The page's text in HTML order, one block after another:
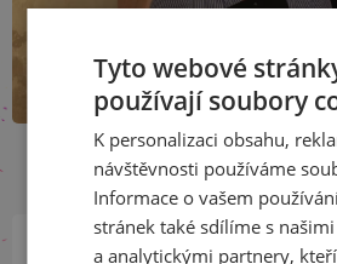
Sledovat
Tyto webové
používají soubory
K personalizaci obsahu,
návštěvnosti používáme
Informace o vašem
stránek také sdílíme s
a analytickými partnery,